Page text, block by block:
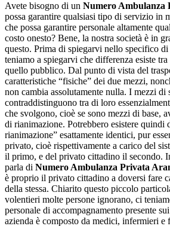
Avete bisogno di un Numero Ambulanza
possa garantire qualsiasi tipo di servizio in
che possa garantire personale altamente
costo onesto? Bene, la nostra società è in
questo. Prima di spiegarvi nello specifico
teniamo a spiegarvi che differenza esiste
quello pubblico. Dal punto di vista del
caratteristiche “fisiche” dei due mezzi,
non cambia assolutamente nulla. I mezzi di
contraddistinguono tra di loro
che svolgono, cioè se sono mezzi di base,
di rianimazione. Potrebbero esistere quindi
rianimazione” esattamente identici, pur
privato, cioè rispettivamente a carico del
il primo, e del privato cittadino il secondo.
parla di Numero Ambulanza Privata
è proprio il privato cittadino a doversi fare
della stessa. Chiarito questo piccolo
volentieri molte persone ignorano, ci
personale di accompagnamento presente
azienda è composto da medici, infermieri e